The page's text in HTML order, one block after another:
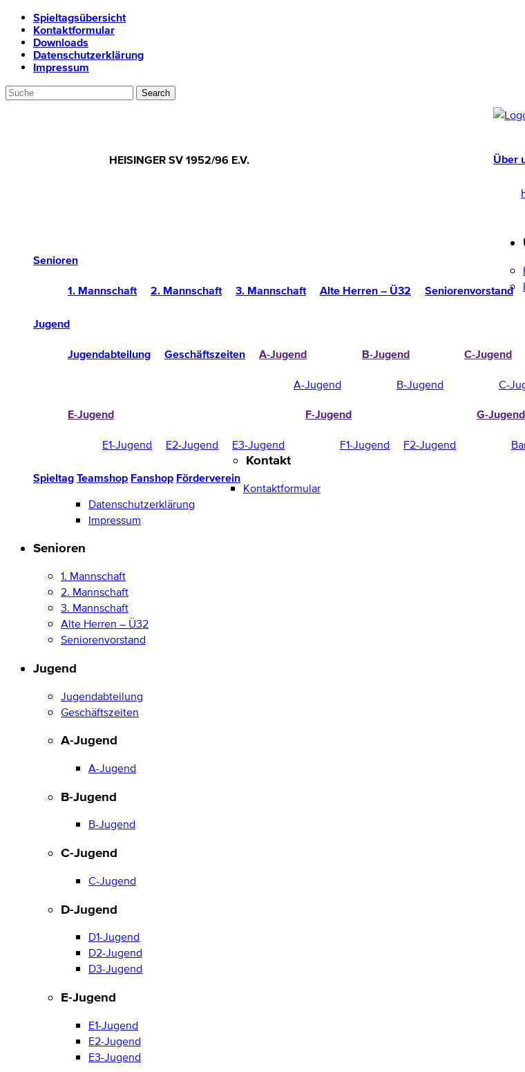
Spieltagsübersicht
Kontaktformular
Downloads
Datenschutzerklärung
Impressum
HEISINGER SV 1952/96 E.V.
Über
Senioren
1. Mannschaft 2. Mannschaft 3. Mannschaft Alte Herren – Ü32 Seniorenvorstand
Jugend
Jugendabteilung Geschäftszeiten A-Jugend
A-Jugend
B-Jugend
B-Jugend
C-Jugend
C-
E-Jugend
E1-Jugend E2-Jugend E3-Jugend
F-Jugend
F1-Jugend F2-Jugend
G-Jugend
Spieltag Teamshop Fanshop Förderverein
Kontakt
Kontaktformular
Datenschutzerklärung
Impressum
Senioren
1. Mannschaft
2. Mannschaft
3. Mannschaft
Alte Herren – Ü32
Seniorenvorstand
Jugend
Jugendabteilung
Geschäftszeiten
A-Jugend
A-Jugend
B-Jugend
B-Jugend
C-Jugend
C-Jugend
D-Jugend
D1-Jugend
D2-Jugend
D3-Jugend
E-Jugend
E1-Jugend
E2-Jugend
E3-Jugend